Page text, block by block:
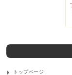
トップページ